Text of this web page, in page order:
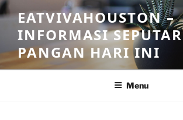
Skip
to
content
EATVIVAHOUSTON –
INFORMASI SEPUTAR
PANGAN HARI INI
Menu